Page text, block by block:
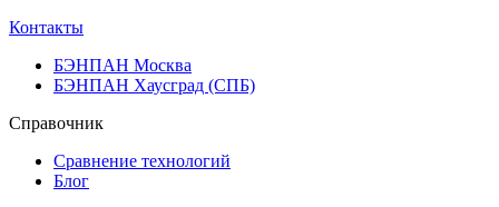
Контакты
БЭНПАН Москва
БЭНПАН Хаусград (СПБ)
Справочник
Сравнение технологий
Блог